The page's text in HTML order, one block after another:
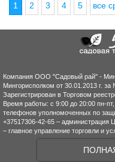
1 2 3 4 5 все
Компания ООО "Садовый рай" -
Мингорисполком от 30.01.2013 г. за
Зарегистрирован в Торговом
Время работы: с 9:00 до 20:00 пн-
телефонов уполномоченных по
+37517306-42-65 – администрация
– главное управление торговли и